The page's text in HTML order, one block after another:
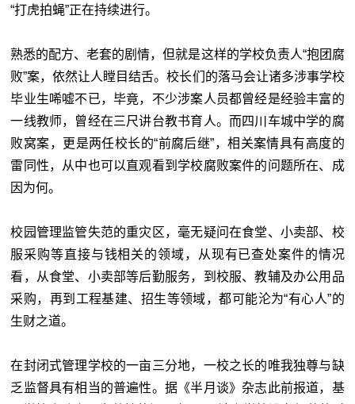
“打虎拍蝇”正在持续进行。
熟悉的配方、老套的剧情，但就是这样的学校负责人“抱团腐
败”案，依然让人瞠目结舌。校长们的落马会让诸多涉事学校
毕业生唏嘘不已，毕竟，不少涉案人员都曾经是经验丰富的
一线教师，曾经在三尺讲台教书育人。而四川车城中学的腐
败窝案，更是两任校长的“前腐后继”，相关案情具有高度的
雷同性，从中也可以直观看到学校腐败案件的问题所在、成
因为何。
校园管理监管失范的重灾区，毫无疑问在食堂、小卖部、校
服采购等直接与钱相关的领域，从现有已查处案件的情况
看，从食堂、小卖部等后勤服务，到校服、教辅及办公用品
采购，再到工程基建、招生等领域，都可能沦为“有心人”的
生财之道。
在封闭式管理学校的一亩三分地，一校之长的唯我独尊与缺
乏监督具有相当的普遍性。据《半月谈》杂志此前报道，基